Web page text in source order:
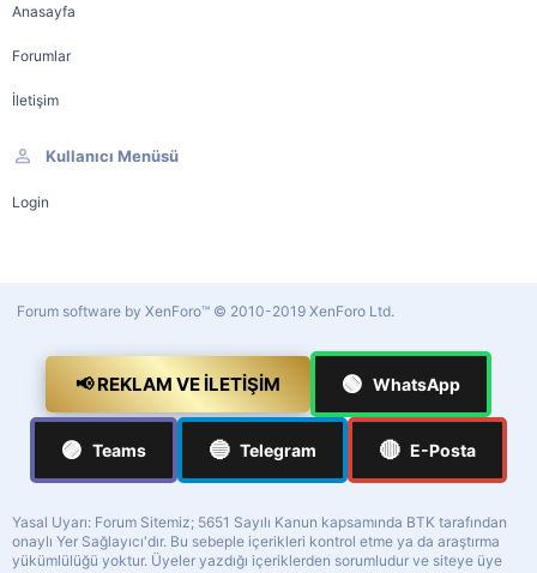
Anasayfa
Forumlar
İletişim
Kullanıcı Menüsü
Login
Forum software by XenForo™ © 2010-2019 XenForo Ltd.
📢 REKLAM VE İLETIŞIM 🟢 WhatsApp
🟣 Teams 🔵 Telegram 🔴 E-Posta
Yasal Uyarı: Forum Sitemiz; 5651 Sayılı Kanun kapsamında BTK tarafından
onaylı Yer Sağlayıcı'dır. Bu sebeple içerikleri kontrol etme ya da araştırma
yükümlülüğü yoktur. Üyeler yazdığı içeriklerden sorumludur ve siteye üye